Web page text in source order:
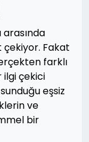
arasında
Fakat
farklı
ilgi çekici
eşsiz
ve
bir